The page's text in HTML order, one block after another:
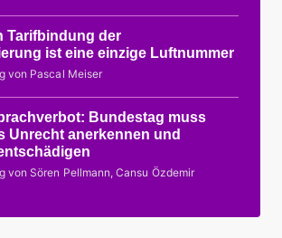
Tarifbindung der
ist eine einzige Luftnummer
von Pascal Meiser
Bundestag muss
Unrecht anerkennen und
von Sören Pellmann, Cansu Özdemir